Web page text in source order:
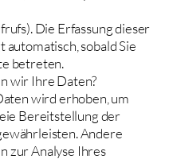
Die Erfassung dieser
automatisch, sobald Sie
betreten.
wir Ihre Daten?
wird erhoben, um
Bereitstellung der
Andere
zur Analyse Ihres